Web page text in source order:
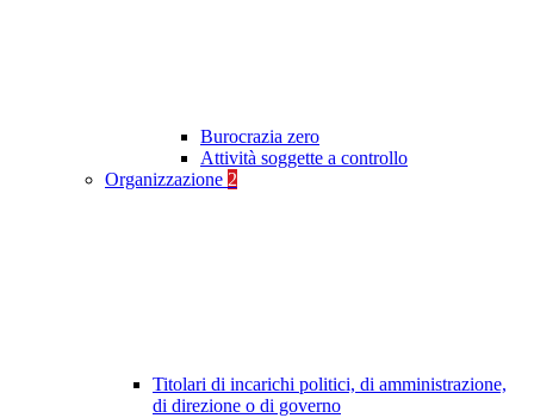
Burocrazia zero
Attività soggette a controllo
Organizzazione 2
Titolari di incarichi politici, di amministrazione,
di direzione o di governo